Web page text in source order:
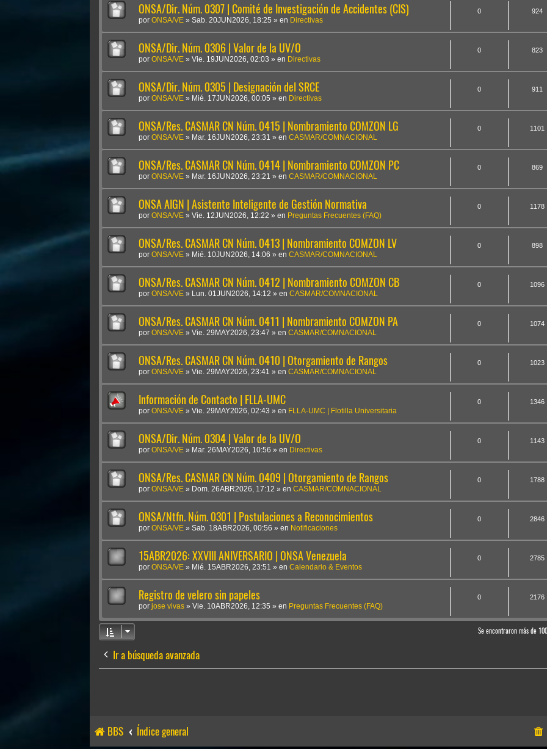
ONSA/Dir. Núm. 0307 | Comité de Investigación de Accidentes (CIS)
por ONSA/VE » Sab. 20JUN2026, 18:25 » en Directivas
0 924
ONSA/Dir. Núm. 0306 | Valor de la UV/O
por ONSA/VE » Vie. 19JUN2026, 02:03 » en Directivas
0 823
ONSA/Dir. Núm. 0305 | Designación del SRCE
por ONSA/VE » Mié. 17JUN2026, 00:05 » en Directivas
0 911
ONSA/Res. CASMAR CN Núm. 0415 | Nombramiento COMZON LG
por ONSA/VE » Mar. 16JUN2026, 23:31 » en CASMAR/COMNACIONAL
0 1101
ONSA/Res. CASMAR CN Núm. 0414 | Nombramiento COMZON PC
por ONSA/VE » Mar. 16JUN2026, 23:21 » en CASMAR/COMNACIONAL
0 869
ONSA AIGN | Asistente Inteligente de Gestión Normativa
por ONSA/VE » Vie. 12JUN2026, 12:22 » en Preguntas Frecuentes (FAQ)
0 1178
ONSA/Res. CASMAR CN Núm. 0413 | Nombramiento COMZON LV
por ONSA/VE » Mié. 10JUN2026, 14:06 » en CASMAR/COMNACIONAL
0 898
ONSA/Res. CASMAR CN Núm. 0412 | Nombramiento COMZON CB
por ONSA/VE » Lun. 01JUN2026, 14:12 » en CASMAR/COMNACIONAL
0 1096
ONSA/Res. CASMAR CN Núm. 0411 | Nombramiento COMZON PA
por ONSA/VE » Vie. 29MAY2026, 23:47 » en CASMAR/COMNACIONAL
0 1074
ONSA/Res. CASMAR CN Núm. 0410 | Otorgamiento de Rangos
por ONSA/VE » Vie. 29MAY2026, 23:41 » en CASMAR/COMNACIONAL
0 1023
Información de Contacto | FLLA-UMC
por ONSA/VE » Vie. 29MAY2026, 02:43 » en FLLA-UMC | Flotilla Universitaria
0 1346
ONSA/Dir. Núm. 0304 | Valor de la UV/O
por ONSA/VE » Mar. 26MAY2026, 10:56 » en Directivas
0 1143
ONSA/Res. CASMAR CN Núm. 0409 | Otorgamiento de Rangos
por ONSA/VE » Dom. 26ABR2026, 17:12 » en CASMAR/COMNACIONAL
0 1788
ONSA/Ntfn. Núm. 0301 | Postulaciones a Reconocimientos
por ONSA/VE » Sab. 18ABR2026, 00:56 » en Notificaciones
0 2846
15ABR2026: XXVIII ANIVERSARIO | ONSA Venezuela
por ONSA/VE » Mié. 15ABR2026, 23:51 » en Calendario & Eventos
0 2785
Registro de velero sin papeles
por jose vivas » Vie. 10ABR2026, 12:35 » en Preguntas Frecuentes (FAQ)
0 2176
Se encontraron más de
Ir a búsqueda avanzada
BBS Índice general